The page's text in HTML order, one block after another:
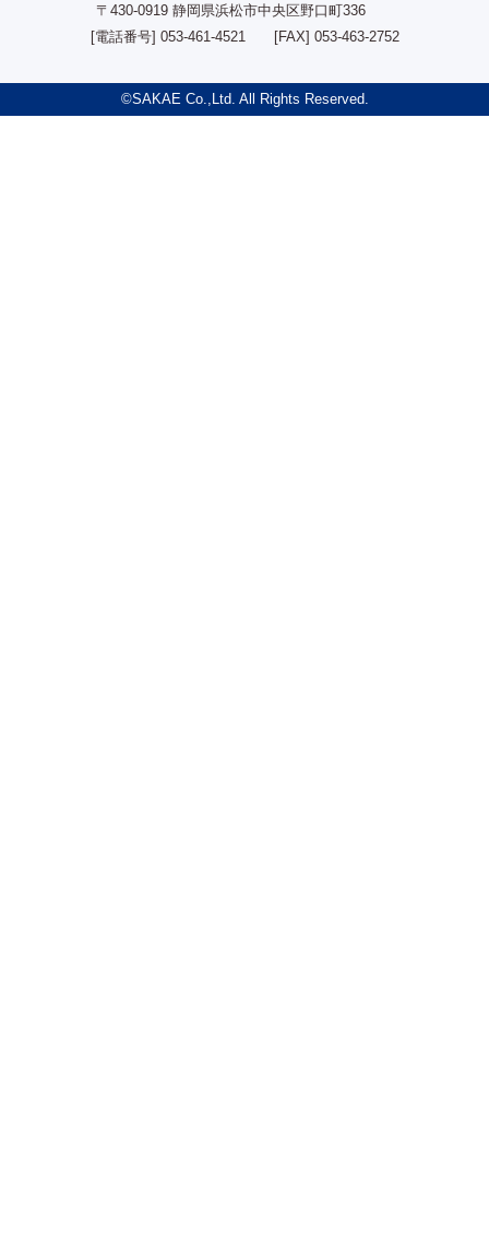
〒430-0919 静岡県浜松市中央区野口町336
[電話番号] 053-461-4521 [FAX] 053-463-2752
©SAKAE Co.,Ltd. All Rights Reserved.